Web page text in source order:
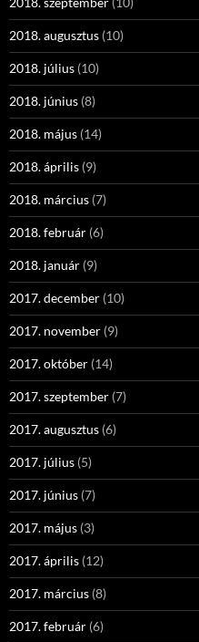
2018. augusztus (10)
2018. július (10)
2018. június (8)
2018. május (14)
2018. április (9)
2018. március (7)
2018. február (6)
2018. január (9)
2017. december (10)
2017. november (9)
2017. október (14)
2017. szeptember (7)
2017. augusztus (6)
2017. július (5)
2017. június (7)
2017. május (3)
2017. április (12)
2017. március (8)
2017. február (6)